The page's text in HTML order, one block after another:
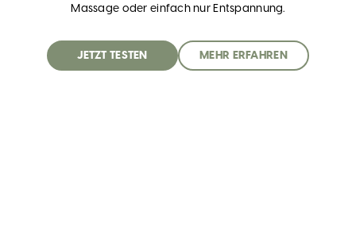
Massage oder einfach nur Entspannung.
JETZT TESTEN MEHR ERFAHREN